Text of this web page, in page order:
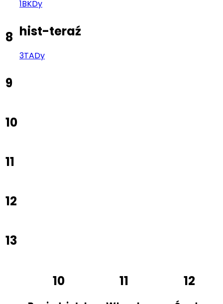
1BKDy
8 hist-teraź
3TADy
9
10
11
12
13
10 11 12